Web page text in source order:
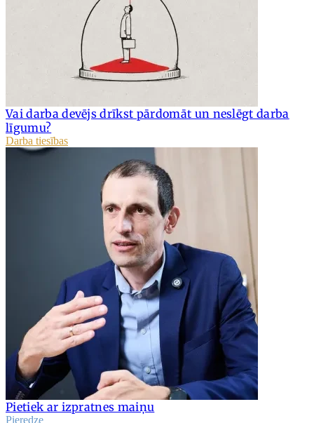
Vai darba devējs drīkst pārdomāt un neslēgt darba
līgumu?
Darba tiesības
Pietiek ar izpratnes maiņu
Pieredze